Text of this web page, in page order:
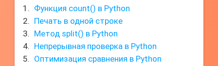
Функция count() в Python
Печать в одной строке
Метод split() в Python
Непрерывная проверка в Python
Оптимизация сравнения в Python